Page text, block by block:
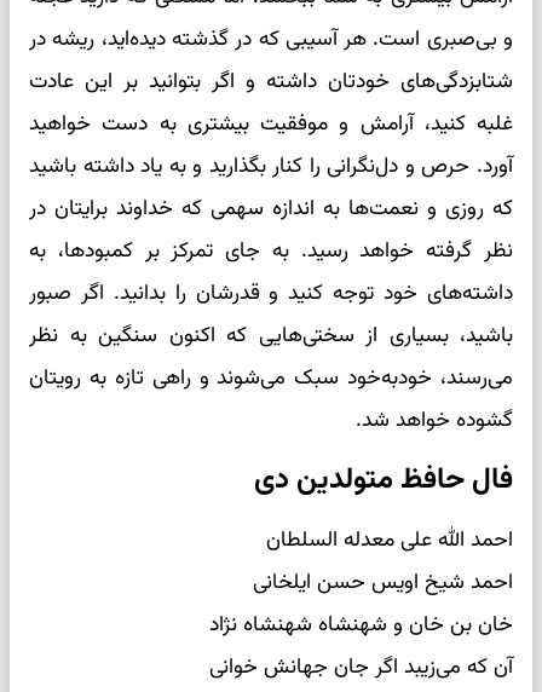
و بی‌صبری است. هر آسیبی که در گذشته دیده‌اید، ریشه در
شتابزدگی‌های خودتان داشته و اگر بتوانید بر این عادت
غلبه کنید، آرامش و موفقیت بیشتری به دست خواهید
آورد. حرص و دل‌نگرانی را کنار بگذارید و به یاد داشته باشید
که روزی و نعمت‌ها به اندازه سهمی که خداوند برایتان در
نظر گرفته خواهد رسید. به جای تمرکز بر کمبودها، به
داشته‌های خود توجه کنید و قدرشان را بدانید. اگر صبور
باشید، بسیاری از سختی‌هایی که اکنون سنگین به نظر
می‌رسند، خودبه‌خود سبک می‌شوند و راهی تازه به رویتان
گشوده خواهد شد.
فال حافظ متولدین دی
احمد الله علی معدله السلطان
احمد شیخ اویس حسن ایلخانی
خان بن خان و شهنشاه شهنشاه نژاد
آن که می‌زیبد اگر جان جهانش خوانی